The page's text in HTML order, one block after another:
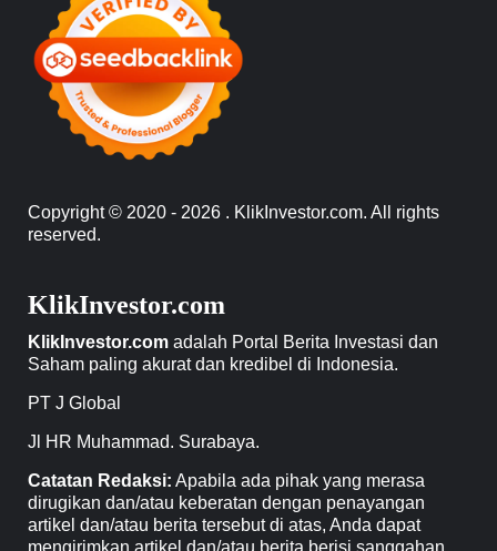
Copyright © 2020 - 2026 . KlikInvestor.com. All rights
reserved.
KlikInvestor.com
KlikInvestor.com adalah Portal Berita Investasi dan
Saham paling akurat dan kredibel di Indonesia.
PT J Global
Jl HR Muhammad. Surabaya.
Catatan Redaksi: Apabila ada pihak yang merasa
dirugikan dan/atau keberatan dengan penayangan
artikel dan/atau berita tersebut di atas, Anda dapat